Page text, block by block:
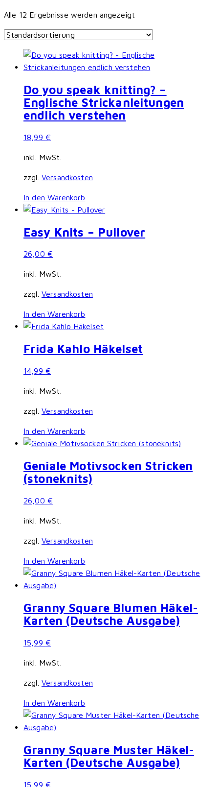
Alle 12 Ergebnisse werden angezeigt
Do you speak knitting? –
Englische Strickanleitungen
endlich verstehen
18,99 €
inkl. MwSt.
zzgl. Versandkosten
In den Warenkorb
Easy Knits – Pullover
26,00 €
inkl. MwSt.
zzgl. Versandkosten
In den Warenkorb
Frida Kahlo Häkelset
14,99 €
inkl. MwSt.
zzgl. Versandkosten
In den Warenkorb
Geniale Motivsocken Stricken
(stoneknits)
26,00 €
inkl. MwSt.
zzgl. Versandkosten
In den Warenkorb
Granny Square Blumen Häkel-
Karten (Deutsche Ausgabe)
15,99 €
inkl. MwSt.
zzgl. Versandkosten
In den Warenkorb
Granny Square Muster Häkel-
Karten (Deutsche Ausgabe)
15,99 €